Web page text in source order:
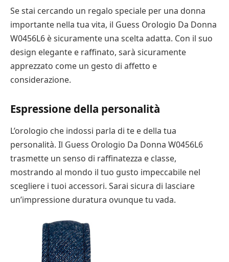
Se stai cercando un regalo speciale per una donna
importante nella tua vita, il Guess Orologio Da Donna
W0456L6 è sicuramente una scelta adatta. Con il suo
design elegante e raffinato, sarà sicuramente
apprezzato come un gesto di affetto e
considerazione.
Espressione della personalità
L’orologio che indossi parla di te e della tua
personalità. Il Guess Orologio Da Donna W0456L6
trasmette un senso di raffinatezza e classe,
mostrando al mondo il tuo gusto impeccabile nel
scegliere i tuoi accessori. Sarai sicura di lasciare
un’impressione duratura ovunque tu vada.